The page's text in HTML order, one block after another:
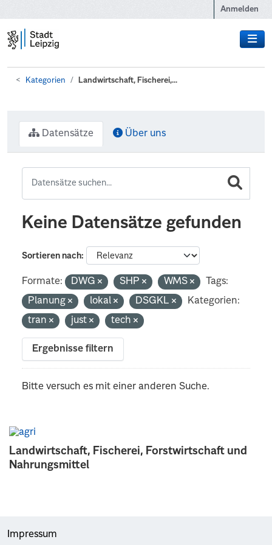
Anmelden
Kategorien Landwirtschaft, Fischerei,...
Landwirtschaft, Fischerei, Forstwirtschaft und
Nahrungsmittel
Datensätze Über uns
Keine Datensätze gefunden
Sortieren nach
Formate: DWG SHP WMS
Tags:
Planung
lokal DSGKL
Kategorien:
tran
just tech
Ergebnisse filtern
Bitte versuch es mit einer anderen Suche.
Impressum